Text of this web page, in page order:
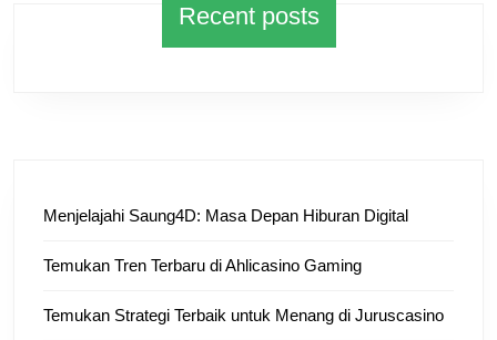
Recent posts
Menjelajahi Saung4D: Masa Depan Hiburan Digital
Temukan Tren Terbaru di Ahlicasino Gaming
Temukan Strategi Terbaik untuk Menang di Juruscasino